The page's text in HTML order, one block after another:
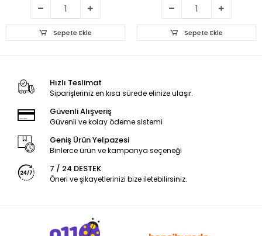
Sepete Ekle Sepete Ekle
Hızlı Teslimat
Siparişleriniz en kısa sürede elinize ulaşır.
Güvenli Alışveriş
Güvenli ve kolay ödeme sistemi
Geniş Ürün Yelpazesi
Binlerce ürün ve kampanya seçeneği
7 / 24 DESTEK
Öneri ve şikayetlerinizi bize iletebilirsiniz.